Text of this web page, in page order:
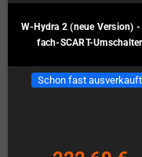
W-Hydra 2 (neue Version)
fach-SCART-Umschalter
Schon fast ausverkauft